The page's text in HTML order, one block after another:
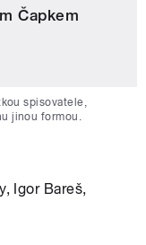
Čapkem
spisovatele,
jinou formou.
Igor Bareš,